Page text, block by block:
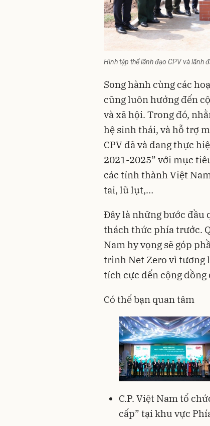
Hình tập thể lãnh đạo CPV và
Song hành cùng các
cũng luôn hướng đến
và xã hội. Trong đó,
hệ sinh thái, và hỗ trợ
CPV đã và đang thực
2021-2025” với mục
các tỉnh thành Việt
tai, lũ lụt,…
Đây là những bước đầu
thách thức phía trước.
Nam hy vọng sẽ góp
trình Net Zero vì tương
tích cực đến cộng đồng
Có thể bạn quan tâm
C.P. Việt Nam tổ
cấp” tại khu vực